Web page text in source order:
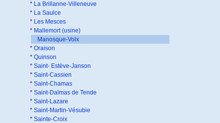
* La Brillanne-Villeneuve
* La Saulce
* Les Mesces
* Mallemort (usine)
Manosque-Volx
* Oraison
* Quinson
* Saint- Estève-Janson
* Saint-Cassien
* Saint-Chamas
* Saint-Dalmas de Tende
* Saint-Lazare
* Saint-Martin-Vésubie
* Sainte-Croix